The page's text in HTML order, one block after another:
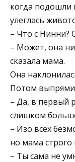
когда подошли
улеглась
– Что с Нинни?
– Может, она
сказала мама.
Она
Потом
– Да, в первый
слишком
– Изо всех
но мама строго
– Ты сама не